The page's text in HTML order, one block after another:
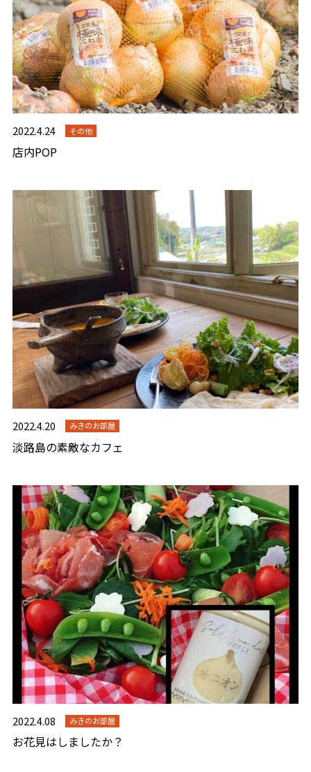
2022.4.24 その他
店内POP
2022.4.20 みきのお部屋
淡路島の素敵なカフェ
2022.4.08 みきのお部屋
お花見はしましたか？